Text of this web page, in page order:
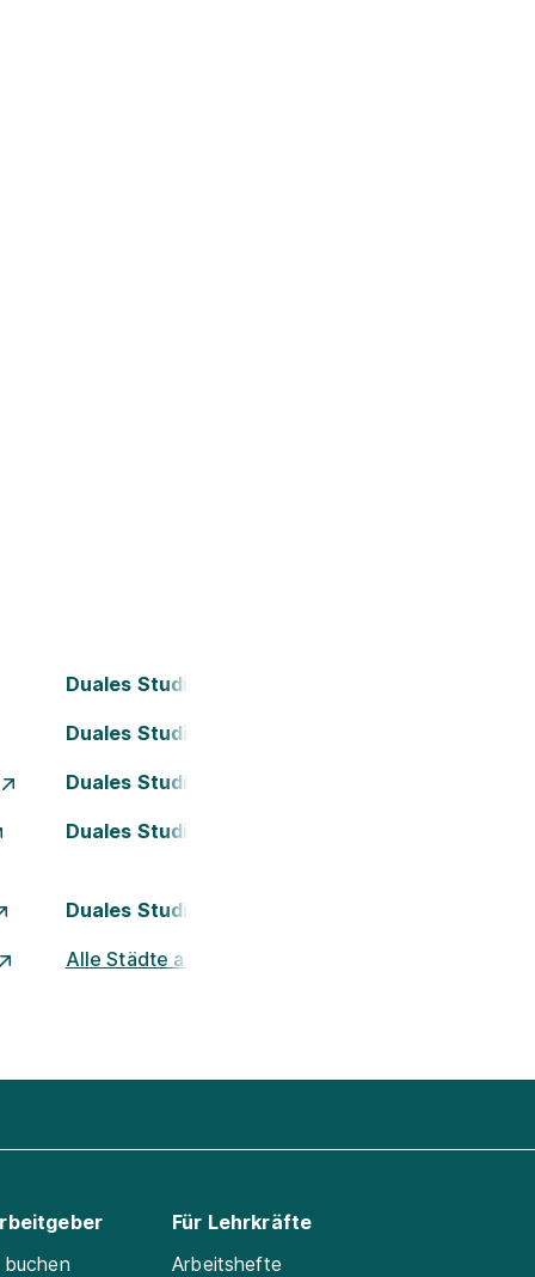
Duales Studium Bielefeld
Duales Studium Darmstadt
Duales Studium Essen
Duales Studium Kassel
Duales Studium München
Alle Städte ansehen
Für Lehrkräfte
Arbeitshefte